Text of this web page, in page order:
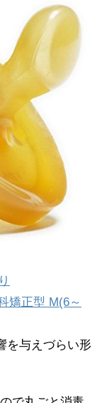
矯正型 M(6～
を与えづらい形